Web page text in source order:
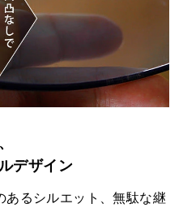
デザイン
あるシルエット、無駄な継